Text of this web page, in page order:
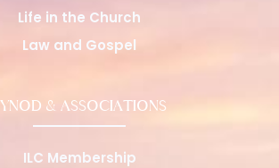
Life in the Church
Law and Gospel
& ASSOCIATIONS
ILC Membership